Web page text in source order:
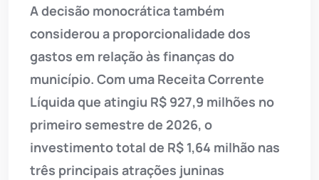
A decisão monocrática também
considerou a proporcionalidade dos
gastos em relação às finanças do
município. Com uma Receita Corrente
Líquida que atingiu R$ 927,9 milhões no
primeiro semestre de 2026, o
investimento total de R$ 1,64 milhão nas
três principais atrações juninas